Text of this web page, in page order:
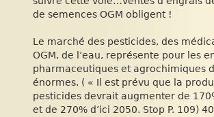
de semences OGM obligent !
Le marché des pesticides, des
OGM, de l’eau, représente pour les
pharmaceutiques et agrochimiques
énormes. ( « Il est prévu que la
pesticides devrait augmenter de
et de 270% d’ici 2050. Stop P. 109)